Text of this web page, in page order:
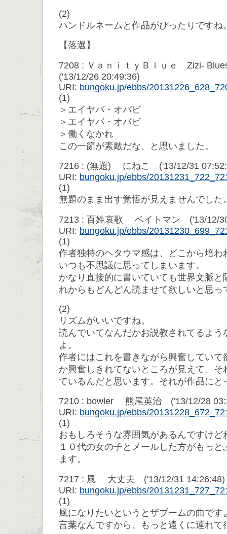
(2)
ハンドルネームと作品がぴったりですね
【落選】
7208 : ＶａｎｉｔｙＢｌｕｅ Zizi-
('13/12/26 20:49:36)
URI: bungoku.jp/ebbs/
(1)
＞エイヤバ・オバビ
＞エイヤバ・オバビ
＞働くなかれ
この一節が素敵だな、と思いました。
7216 : (無題) にねこ ('13/12/31
URI: bungoku.jp/ebbs/
(1)
無題のまま出す覚悟が見えませんでした
7213 : 百姓哀歌 ベイトマン ('13/12/
URI: bungoku.jp/ebbs/
(1)
作者独特のヘタウマ感は、どこから培わ
いつも不思議に思ってしまいます。
かなり直接的に書いていても世界文脈と
れからもどんどん読ませて欲しいと思っ
(2)
リズムがいいですね。
読んでいてなんだかお説教されてるよう
よ。
作者にはこれを書きながら興奮していて
か興奮しきれてないところが見えて、そ
ているんだと思います。それが作品にと
7210 : bowler 熊尾英治 ('13/12/28
URI: bungoku.jp/ebbs/
(1)
おもしろそうな雰囲気があるんですけど
１０代の女の子とメールした方がもっ
ます。
7217 : 風 大丈夫 ('13/12/31
URI: bungoku.jp/ebbs/
(1)
風になりたいというとザブームの曲です
言葉なんですから、もっと遠くに連れて